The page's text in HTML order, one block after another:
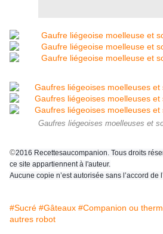
Gaufres liégeoises moelleuses et
©2016 Recettesaucompanion. Tous droits
ce site appartiennent à l'auteur.
Aucune copie n’est autorisée sans l’accord de
#Sucré #Gâteaux #Companion ou
autres robot